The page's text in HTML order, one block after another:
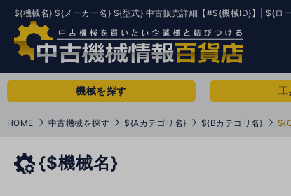
${機械名} ${メーカー名} ${型式} 中古販売詳細【#${機械ID}】| ${ロ
機械を探す 工
HOME 中古機械を探す ${Aカテゴリ名} ${Bカテゴリ名}
{$機械名}